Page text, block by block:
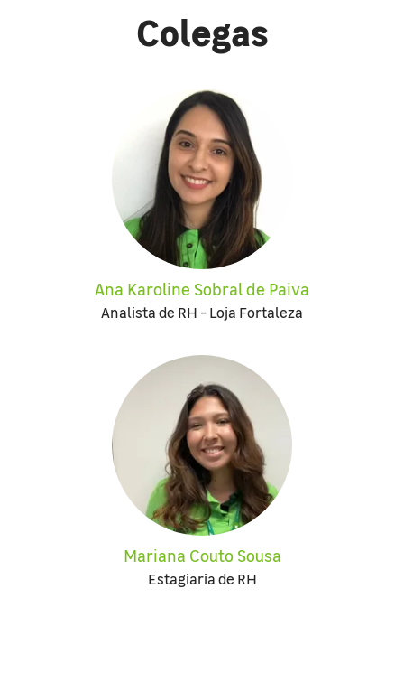
Colegas
Ana Karoline Sobral de Paiva
Analista de RH - Loja Fortaleza
Mariana Couto Sousa
Estagiaria de RH